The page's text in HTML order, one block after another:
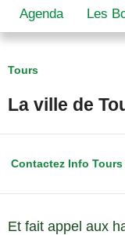
Agenda Les
Tours
La ville de
Contactez Info Tours
Et fait appel aux